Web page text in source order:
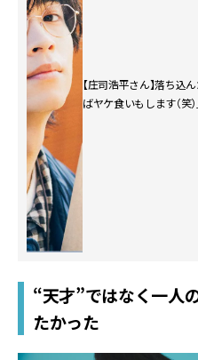
【庄司浩平さん】落ち込
ばヤケ食いもします（笑）
“天才”ではなく一人
たかった